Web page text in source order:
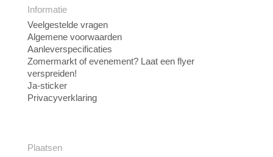
Informatie
Veelgestelde vragen
Algemene voorwaarden
Aanleverspecificaties
Zomermarkt of evenement? Laat een flyer
verspreiden!
Ja-sticker
Privacyverklaring
Plaatsen